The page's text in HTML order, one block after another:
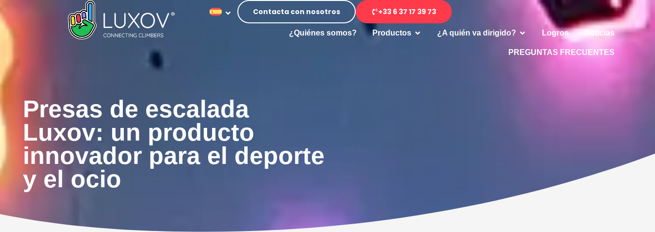
al
contenido
Contacta con nosotros +33 6 37 17 39 73
¿Quiénes somos? Productos Abrir Productos
¿A quién va dirigido? Abrir ¿A quién va dirigido?
Logros Noticias
PREGUNTAS FRECUENTES
Presas de escalada
Luxov: un producto
innovador para el deporte
y el ocio